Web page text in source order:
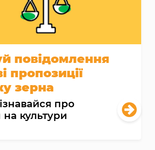
повідомлення
пропозиції
зерна
про
на культури